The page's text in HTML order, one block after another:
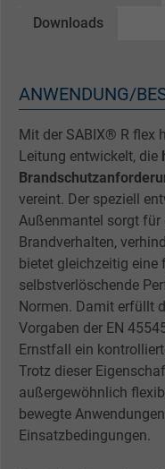
Downloads
ANWENDUNG/
Mit der SABIX® R flex
Leitung entwickelt, die
vereint. Der speziell
Außenmantel sorgt für
Brandverhalten,
bietet gleichzeitig eine
selbstverlöschende
Normen. Damit erfüllt
Vorgaben der EN
Ernstfall ein
Trotz dieser
außergewöhnlich
bewegte
Einsatzbedingungen.